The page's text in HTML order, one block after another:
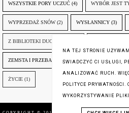
WSZYSTKIE PORY UCZUĆ (4) WYBÓR JEST
WYPRZEDAŻ SNÓW (2) WYSŁANNICY (3)
Z BIBLIOTEKI DUCHA GÓR
ZEMSTA I PRZEBACZENIE (6) ŚLADY
ŻYCIE (1)
NA TEJ STRONIE
ŚWIADCZYĆ CI USŁUGI,
ANALIZOWAĆ RUCH.
POLITYCE
WYKORZYSTYWANIE